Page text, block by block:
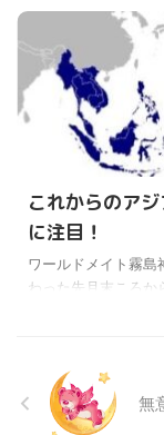
五臓六腑、・・・い
りすぎて思い出せな
じぇじぇ」「倍返し
も・て・な・し」の
時に選ばれた。 Ｐ
ＩＳＡ(ニーサ)／母さ
詐欺／弾丸登山／美
Ｊポリス／ななつ星
ラ／ビッグデータ
ネップ）／ヘイトス
さとり世代／ダーク
ム／ご当地電力／ご
日傘男子／バカッタ
これからのア
に注目！
ワールドメイト霧島
わった先月末ころか
で、アジア初の非核
へ 核５大国が７月
るというニュースは
無